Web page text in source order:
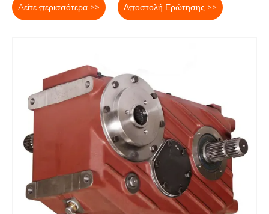
Δείτε περισσότερα >> Αποστολή Ερώτησης >>